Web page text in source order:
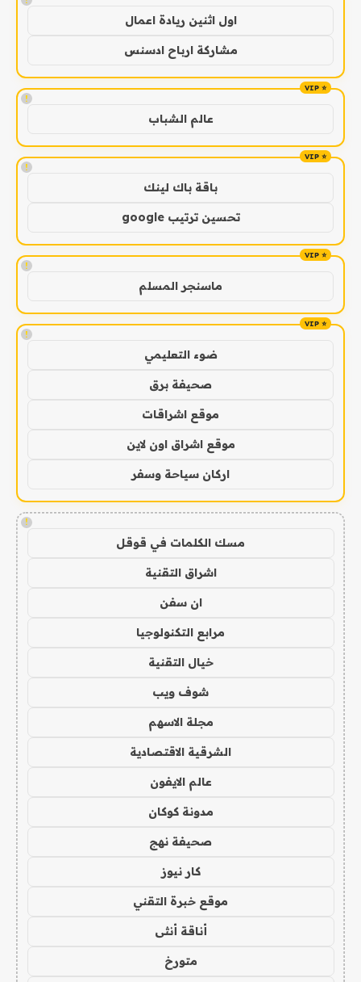
اول اثنين ريادة اعمال
مشاركة ارباح ادسنس
!
عالم الشباب
!
باقة باك لينك
تحسين ترتيب google
!
ماسنجر المسلم
!
ضوء التعليمي
صحيفة برق
موقع اشراقات
موقع اشراق اون لاين
اركان سياحة وسفر
!
مسك الكلمات في قوقل
اشراق التقنية
ان سفن
مرابع التكنولوجيا
خيال التقنية
شوف ويب
مجلة الاسهم
الشرقية الاقتصادية
عالم الايفون
مدونة كوكان
صحيفة نهج
كار نيوز
موقع خبرة التقني
أناقة أنثى
متورخ